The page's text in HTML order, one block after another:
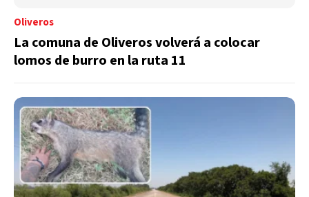
Oliveros
La comuna de Oliveros volverá a colocar
lomos de burro en la ruta 11